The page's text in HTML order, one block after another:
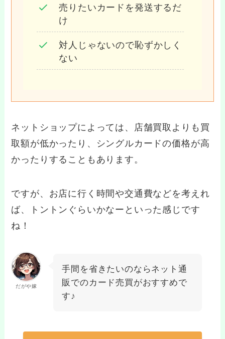
売りたいカードを発送するだ
け
対人じゃないので恥ずかしく
ない
ネットショップによっては、店舗買取よりも買
取額が低かったり、シングルカードの価格が高
かったりすることもあります。
ですが、お店に行く時間や交通費などを考えれ
ば、トントンぐらいかなーといった感じです
ね！
だがや嫁
手間を省きたいのならネット通
販でのカード売買がおすすめで
す♪